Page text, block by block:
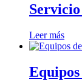
Leer más